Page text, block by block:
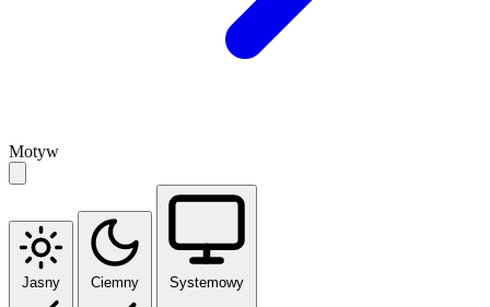
Motyw
Jasny Ciemny Systemowy